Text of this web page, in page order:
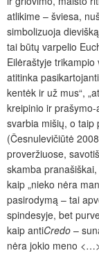
atlikime – šviesa,
simbolizuoja
tai būtų varpelio
Eilėraštyje
atitinka
kentėk ir už mus“,
kreipinio ir
svarbia mišių, o taip
(Česnulevičiūtė
proveržiuose,
skamba
kaip „nieko nėra
pasirodymą – tai
spindesyje, bet
kaip antiCredo –
nėra jokio meno